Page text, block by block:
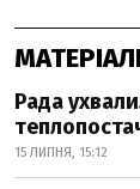
Рада
15 ЛИПНЯ, 15:12